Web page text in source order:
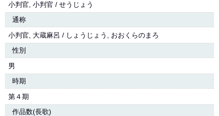
小判官, 小判官 / せうじょう
通称
小判官, 大蔵麻呂 / しょうじょう, おおくらのまろ
性別
男
時期
第４期
作品数(長歌)